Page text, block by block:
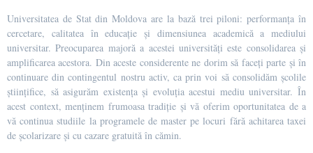
Universitatea de Stat din Moldova are la bază trei piloni: performanța în
cercetare, calitatea în educație și dimensiunea academică a mediului
universitar. Preocuparea majoră a acestei universități este consolidarea și
amplificarea acestora. Din aceste considerente ne dorim să faceți parte și în
continuare din contingentul nostru activ, ca prin voi să consolidăm școlile
științifice, să asigurăm existența și evoluția acestui mediu universitar. În
acest context, menținem frumoasa tradiție și vă oferim oportunitatea de a
vă continua studiile la programele de master pe locuri fără achitarea taxei
de școlarizare și cu cazare gratuită în cămin.